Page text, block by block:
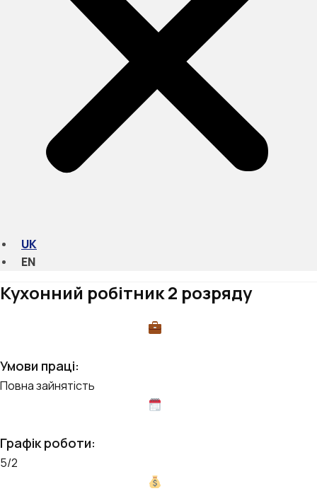
UK
EN
Кухонний робітник 2 розряду
Умови праці:
Повна зайнятість
Графік роботи:
5/2